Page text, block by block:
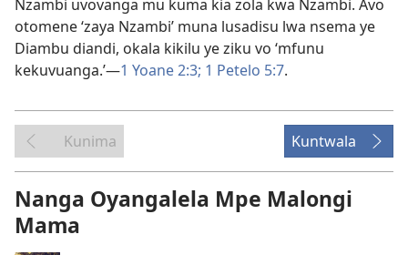
Nzambi uvovanga mu kuma kia zola kwa Nzambi. Avo
otomene ‘zaya Nzambi’ muna lusadisu lwa nsema ye
Diambu diandi, okala kikilu ye ziku vo ‘mfunu
kekuvuanga.’—1 Yoane 2:3; 1 Petelo 5:7.
Kunima Kuntwala
Nanga Oyangalela Mpe Malongi
Mama